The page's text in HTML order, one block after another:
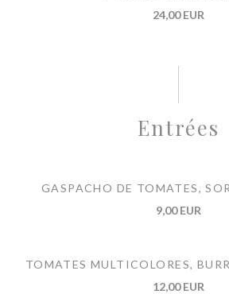
24,00 EUR
Entrées
GASPACHO DE TOMATES,
9,00 EUR
TOMATES MULTICOLORES,
12,00 EUR